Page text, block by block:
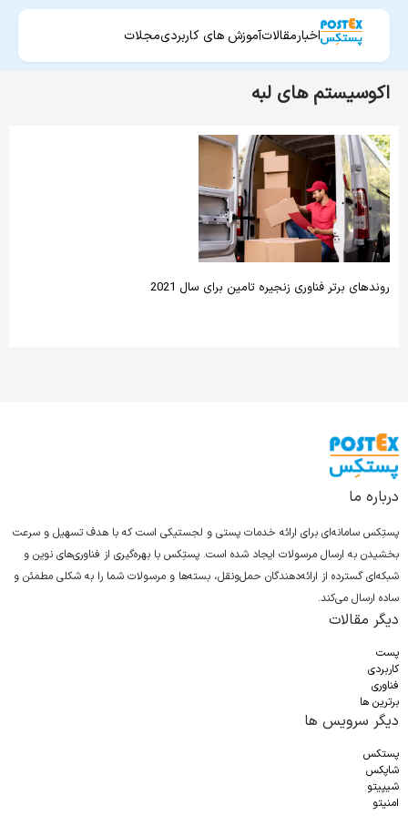
اخبارمقالاتآموزش های کاربردیمجلات
اکوسیستم های لبه
روندهای برتر فناوری زنجیره تامین برای سال 2021
درباره ما
پستِکس سامانه‌ای برای ارائه خدمات پستی و لجستیکی است که با هدف تسهیل و سرعت
بخشیدن به ارسال مرسولات ایجاد شده است. پستِکس با بهره‌گیری از فناوری‌های نوین و
شبکه‌ای گسترده از ارائه‌دهندگان حمل‌ونقل، بسته‌ها و مرسولات شما را به شکلی مطمئن و
ساده ارسال می‌کند.
دیگر مقالات
پست
کاربردی
فناوری
برترین ها
دیگر سرویس ها
پستکس
شاپکس
شیپیتو
امنیتو